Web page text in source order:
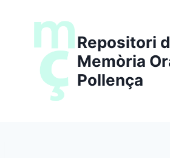
Repositori
Memòria
Pollença